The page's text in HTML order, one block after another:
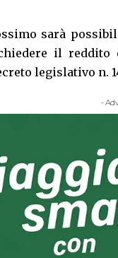
sarà
il reddito
legislativo n.
-